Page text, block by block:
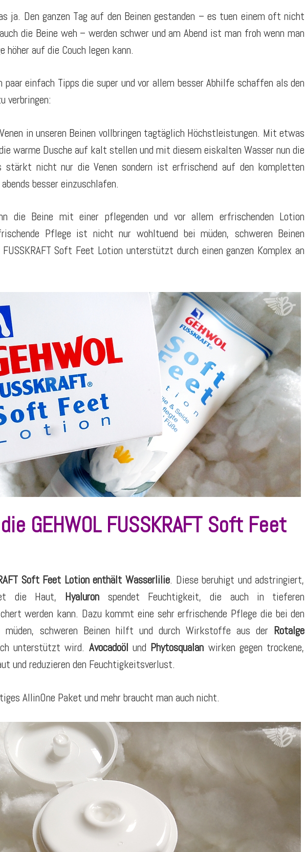
ja. Den ganzen Tag auf den Beinen gestanden – es tuen einem oft nicht
die Beine weh – werden schwer und am Abend ist man froh wenn man
höher auf die Couch legen kann.
paar einfach Tipps die super und vor allem besser Abhilfe schaffen als den
verbringen:
in unseren Beinen vollbringen tagtäglich Höchstleistungen. Mit etwas
warme Dusche auf kalt stellen und mit diesem eiskalten Wasser nun die
stärkt nicht nur die Venen sondern ist erfrischend auf den kompletten
besser einzuschlafen.
die Beine mit einer pflegenden und vor allem erfrischenden Lotion
Pflege ist nicht nur wohltuend bei müden, schweren Beinen
FUSSKRAFT Soft Feet Lotion unterstützt durch einen ganzen Komplex an
GEHWOL FUSSKRAFT Soft Feet
Soft Feet Lotion enthält Wasserlilie. Diese beruhigt und adstringiert,
die Haut, Hyaluron spendet Feuchtigkeit, die auch in tieferen
werden kann. Dazu kommt eine sehr erfrischende Pflege die bei den
müden, schweren Beinen hilft und durch Wirkstoffe aus der Rotalge
unterstützt wird. Avocadoöl und Phytosqualan wirken gegen trockene,
und reduzieren den Feuchtigkeitsverlust.
AllinOne Paket und mehr braucht man auch nicht.